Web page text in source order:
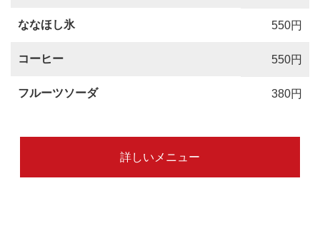
ななほし氷 550円
コーヒー 550円
フルーツソーダ 380円
詳しいメニュー